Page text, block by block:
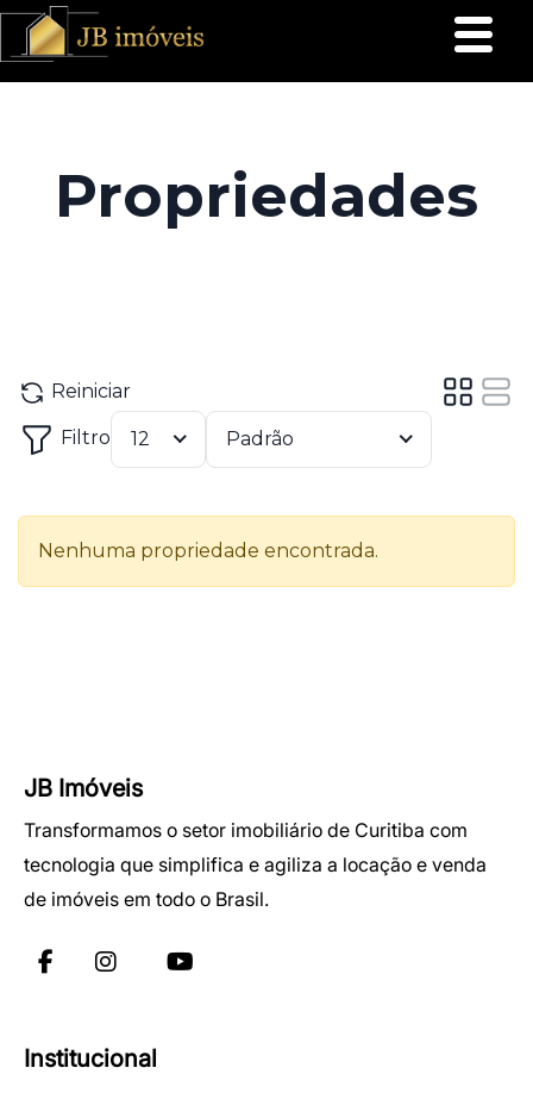
JB Imóveis
Transformamos o setor imobiliário de Curitiba com
tecnologia que simplifica e agiliza a locação e venda
de imóveis em todo o Brasil.
Institucional